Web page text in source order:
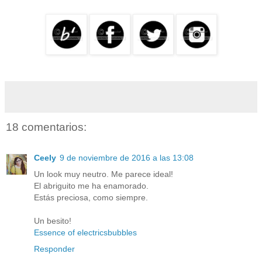
18 comentarios:
Ceely 9 de noviembre de 2016 a las 13:08
Un look muy neutro. Me parece ideal!
El abriguito me ha enamorado.
Estás preciosa, como siempre.
Un besito!
Essence of electricsbubbles
Responder